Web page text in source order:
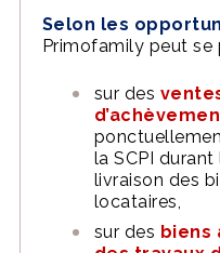
Selon les
Primofamily peut se
sur des
la SCPI
livraison des
locataires,
sur des biens